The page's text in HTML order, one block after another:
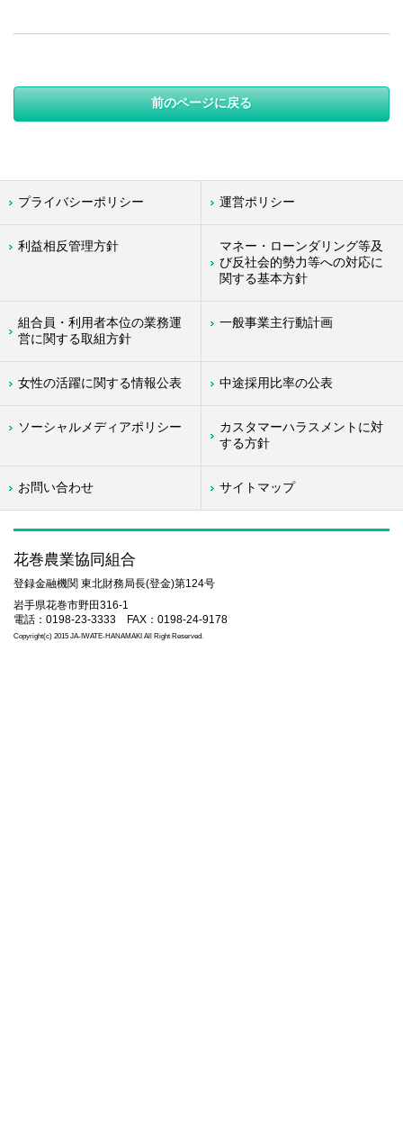
前のページに戻る
プライバシーポリシー 運営ポリシー
利益相反管理方針
マネー・ローンダリング等及
び反社会的勢力等への対応に
関する基本方針
組合員・利用者本位の業務運
営に関する取組方針
一般事業主行動計画
女性の活躍に関する情報公表 中途採用比率の公表
ソーシャルメディアポリシー
カスタマーハラスメントに対
する方針
お問い合わせ サイトマップ
花巻農業協同組合
登録金融機関 東北財務局長(登金)第124号
岩手県花巻市野田316-1
電話：0198-23-3333 FAX：0198-24-9178
Copyright(c) 2015 JA-IWATE-HANAMAKI All Right Reserved.